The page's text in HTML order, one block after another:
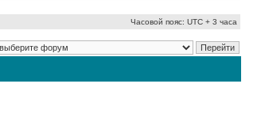
Часовой пояс: UTC + 3 часа